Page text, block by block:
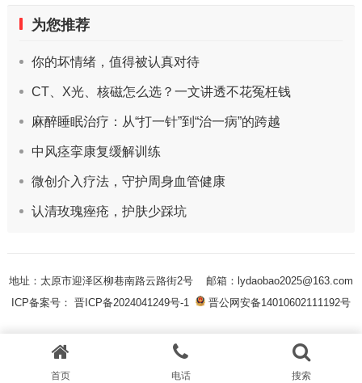
为您推荐
你的坏情绪，值得被认真对待
CT、X光、核磁怎么选？一文讲透不花冤枉钱
麻醉睡眠治疗：从“打一针”到“治一病”的跨越
中风痉挛康复缓解训练
微创介入疗法，守护周身血管健康
认清玫瑰痤疮，护肤少踩坑
地址：太原市迎泽区柳巷南路云路街2号 邮箱：lydaobao2025@163.com
ICP备案号： 晋ICP备2024041249号-1
晋公网安备14010602111192号
首页 电话 搜索